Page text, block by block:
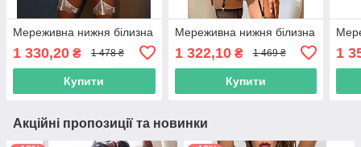
Мереживна нижня білизна
1 330,20 ₴ 1 478 ₴
Купити
Мереживна нижня білизна
1 322,10₴ 1 469 ₴
Купити
1
Акційні пропозиції та новинки